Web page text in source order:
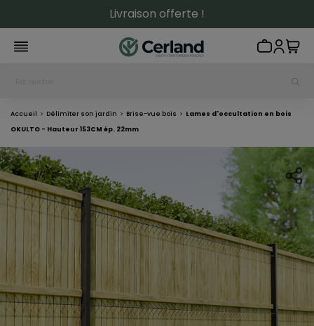
Livraison offerte !
Accueil Délimiter son jardin Brise-vue bois
Lames d'occultation en bois
OKULTO - Hauteur 153CM ép. 22mm